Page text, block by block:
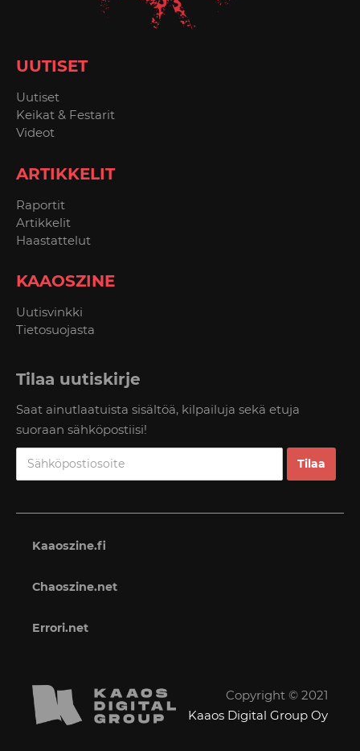
UUTISET
Uutiset
Keikat & Festarit
Videot
ARTIKKELIT
Raportit
Artikkelit
Haastattelut
KAAOSZINE
Uutisvinkki
Tietosuojasta
Tilaa uutiskirje
Saat ainutlaatuista sisältöä, kilpailuja sekä etuja
suoraan sähköpostiisi!
Kaaoszine.fi
Chaoszine.net
Errori.net
Copyright © 2021
Kaaos Digital Group Oy